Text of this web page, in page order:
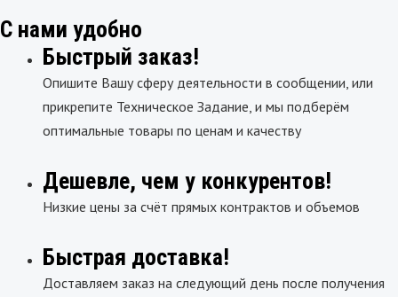
С нами удобно
Быстрый заказ!
Опишите Вашу сферу деятельности в сообщении, или
прикрепите Техническое Задание, и мы подберём
оптимальные товары по ценам и качеству
Дешевле, чем у конкурентов!
Низкие цены за счёт прямых контрактов и объемов
Быстрая доставка!
Доставляем заказ на следующий день после получения